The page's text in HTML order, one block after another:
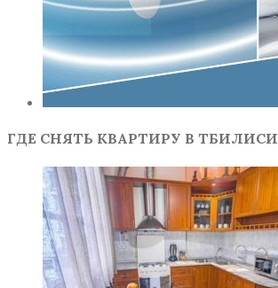
ГДЕ СНЯТЬ КВАРТИРУ В ТБИЛИСИ